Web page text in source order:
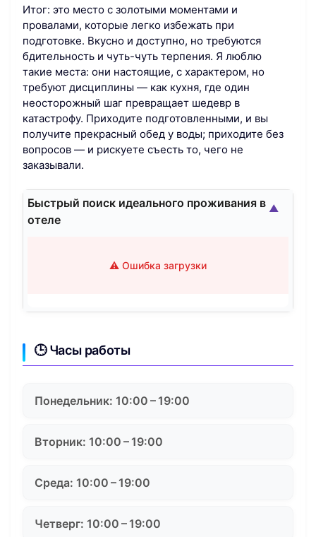
Итог: это место с золотыми моментами и
провалами, которые легко избежать при
подготовке. Вкусно и доступно, но требуются
бдительность и чуть-чуть терпения. Я люблю
такие места: они настоящие, с характером, но
требуют дисциплины — как кухня, где один
неосторожный шаг превращает шедевр в
катастрофу. Приходите подготовленными, и вы
получите прекрасный обед у воды; приходите без
вопросов — и рискуете съесть то, чего не
заказывали.
Быстрый поиск идеального проживания в
отеле
⚠️ Ошибка загрузки
▲
🕒 Часы работы
Понедельник: 10:00 – 19:00
Вторник: 10:00 – 19:00
Среда: 10:00 – 19:00
Четверг: 10:00 – 19:00